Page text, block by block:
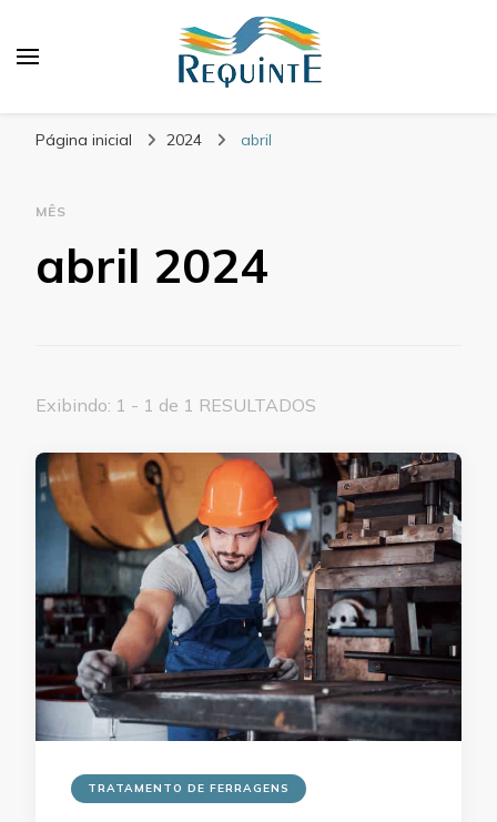
Página inicial 2024 abril
MÊS
abril 2024
Exibindo: 1 - 1 de 1 RESULTADOS
TRATAMENTO DE FERRAGENS